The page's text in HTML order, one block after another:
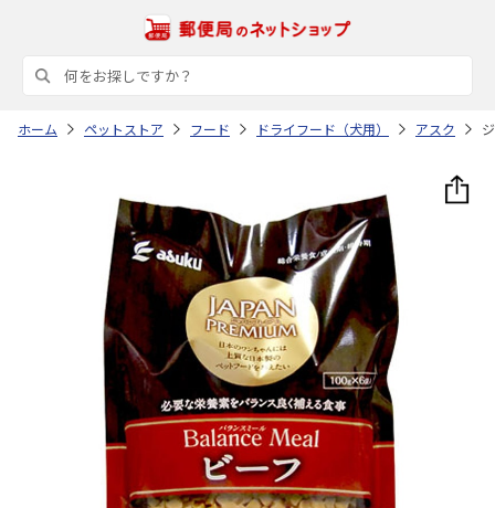
ホーム ペットストア フード ドライフード（犬用） アスク